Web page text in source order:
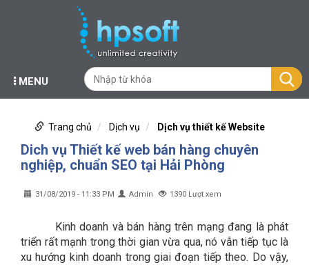
MENU
Trang chủ Dịch vụ Dịch vụ thiết kế Website
Dich vụ Thiết kế web bán hàng chuyên
nghiệp, chuẩn SEO tại Hải Phòng
31/08/2019 - 11:33 PM Admin 1390 Lượt xem
Kinh doanh và bán hàng trên mạng đang là phát
triển rất mạnh trong thời gian vừa qua, nó vẫn tiếp tục là
xu hướng kinh doanh trong giai đoạn tiếp theo. Do vậy,